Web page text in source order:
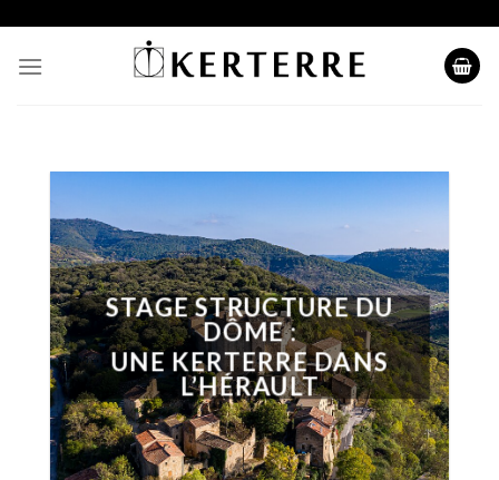
content
STAGE STRUCTURE DU
DÔME :
UNE KERTERRE DANS
L’HÉRAULT